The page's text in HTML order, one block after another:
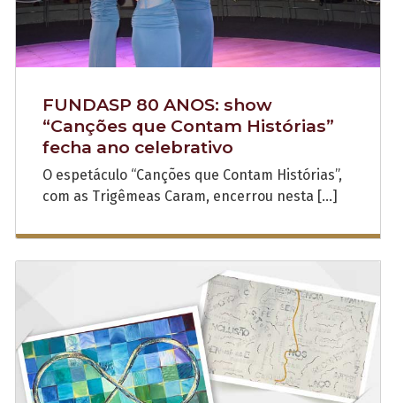
FUNDASP 80 ANOS: show
“Canções que Contam Histórias”
fecha ano celebrativo
O espetáculo “Canções que Contam Histórias”,
com as Trigêmeas Caram, encerrou nesta […]